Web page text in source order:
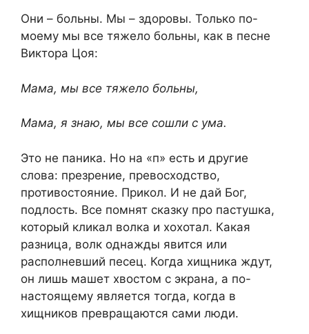
Они – больны. Мы – здоровы. Только по-
моему мы все тяжело больны, как в песне
Виктора Цоя:
Мама, мы все тяжело больны,
Мама, я знаю, мы все сошли с ума.
Это не паника. Но на «п» есть и другие
слова: презрение, превосходство,
противостояние. Прикол. И не дай Бог,
подлость. Все помнят сказку про пастушка,
который кликал волка и хохотал. Какая
разница, волк однажды явится или
располневший песец. Когда хищника ждут,
он лишь машет хвостом с экрана, а по-
настоящему является тогда, когда в
хищников превращаются сами люди.